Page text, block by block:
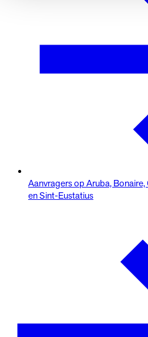
Aanvragers op Aruba,
en Sint-Eustatius